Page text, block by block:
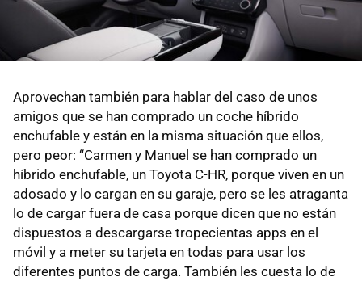
Aprovechan también para hablar del caso de unos
amigos que se han comprado un coche híbrido
enchufable y están en la misma situación que ellos,
pero peor: “Carmen y Manuel se han comprado un
híbrido enchufable, un Toyota C-HR, porque viven en un
adosado y lo cargan en su garaje, pero se les atraganta
lo de cargar fuera de casa porque dicen que no están
dispuestos a descargarse tropecientas apps en el
móvil y a meter su tarjeta en todas para usar los
diferentes puntos de carga. También les cuesta lo de